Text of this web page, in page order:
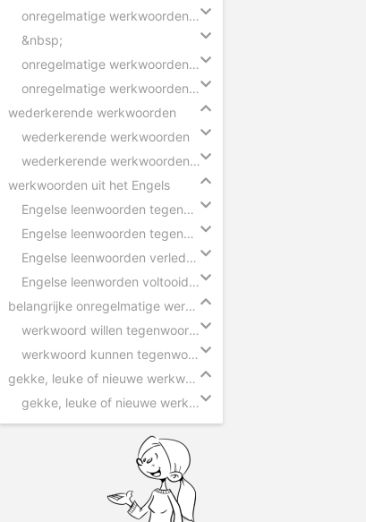
onregelmatige werkwoorden voltooid deelwoord
&nbsp;
onregelmatige werkwoorden verleden tijd - zinnen
onregelmatige werkwoorden voltooid deelwoord - zinnen
wederkerende werkwoorden
wederkerende werkwoorden
wederkerende werkwoorden in zinnen
werkwoorden uit het Engels
Engelse leenwoorden tegenwoordige tijd - ik
Engelse leenwoorden tegenwoordige tijd - hij
Engelse leenwoorden verleden tijd
Engelse leenworden voltooid deelwoord
belangrijke onregelmatige werkwoorden
werkwoord willen tegenwoordige tijd
werkwoord kunnen tegenwoordige tijd
gekke, leuke of nieuwe werkwoorden
gekke, leuke of nieuwe werkwoorden